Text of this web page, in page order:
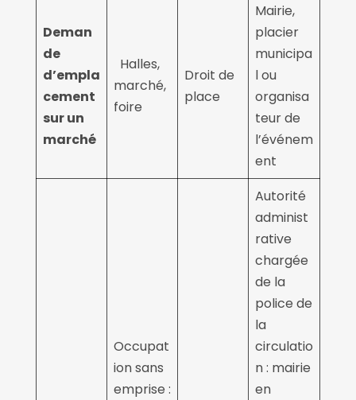
Deman
de
d’empla
cement
sur un
marché
Halles,
marché,
foire
Droit de
place
Mairie,
placier
municipa
l ou
organisa
teur de
l’événem
ent
Occupat
ion sans
emprise :
Autorité
administ
rative
chargée
de la
police de
la
circulatio
n : mairie
en